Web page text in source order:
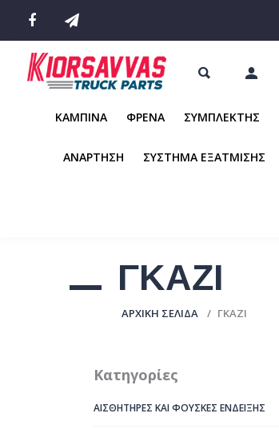
ΚΑΜΠΙΝΑ ΦΡΕΝΑ ΣΥΜΠΛΕΚΤΗΣ
ΑΝΑΡΤΗΣΗ ΣΥΣΤΗΜΑ ΕΞΑΤΜΙΣΗΣ
ΓΚΑΖΙ
ΑΡΧΙΚΉ ΣΕΛΊΔΑ ΓΚΑΖΙ
Κατηγορίες
ΑΙΣΘΗΤΗΡΕΣ ΚΑΙ ΦΟΥΣΚΕΣ ΕΝΔΕΙΞΗΣ